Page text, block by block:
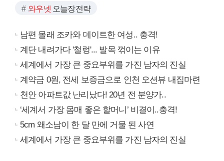
와우넷 오늘장전략
남편 몰래 조카와 데이트한 여성.. 충격!
계단 내려가다 '철렁'... 발목 꺾이는 이유
세계에서 가장 큰 중요부위를 가진 남자의 진실
계약금 0원, 전세 보증금으로 인천 오션뷰 내집마련
천안 아파트값 난리났다! 20년 전 분양가..
‘세계서 가장 몸매 좋은 할머니’ 비결이..충격!
5cm 왜소남이 한 달 만에 거물 된 사연
세계에서 가장 큰 중요부위를 가진 남자의 진실